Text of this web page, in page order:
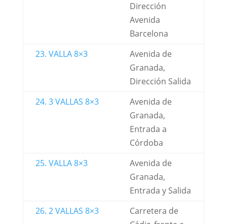
Dirección
Avenida
Barcelona
23. VALLA 8×3
Avenida de
Granada,
Dirección Salida
24. 3 VALLAS 8×3
Avenida de
Granada,
Entrada a
Córdoba
25. VALLA 8×3
Avenida de
Granada,
Entrada y Salida
26. 2 VALLAS 8×3
Carretera de